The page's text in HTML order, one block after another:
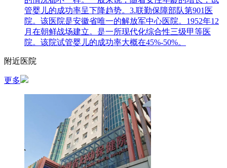
管婴儿的成功率呈下降趋势。3.联勤保障部队第901医
院。该医院是安徽省唯一的解放军中心医院。1952年12
月在朝鲜战场建立。是一所现代化综合性三级甲等医
院。该院试管婴儿的成功率大概在45%-50%。
附近医院
更多